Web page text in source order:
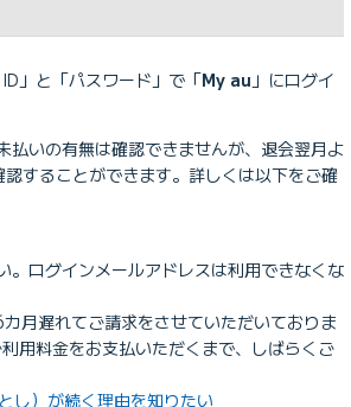
」と「パスワード」で「My au 」にログイ
払いの有無は確認できませんが、退会翌月よ
することができます。詳しくは以下をご確
ログインメールアドレスは利用できなくな
月遅れてご請求をさせていただいておりま
用料金をお支払いただくまで、しばらくご
し）が続く理由を知りたい